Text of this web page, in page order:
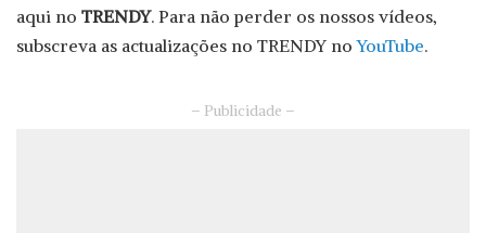
aqui no TRENDY. Para não perder os nossos vídeos,
subscreva as actualizações no TRENDY noYouTube.
– Publicidade –